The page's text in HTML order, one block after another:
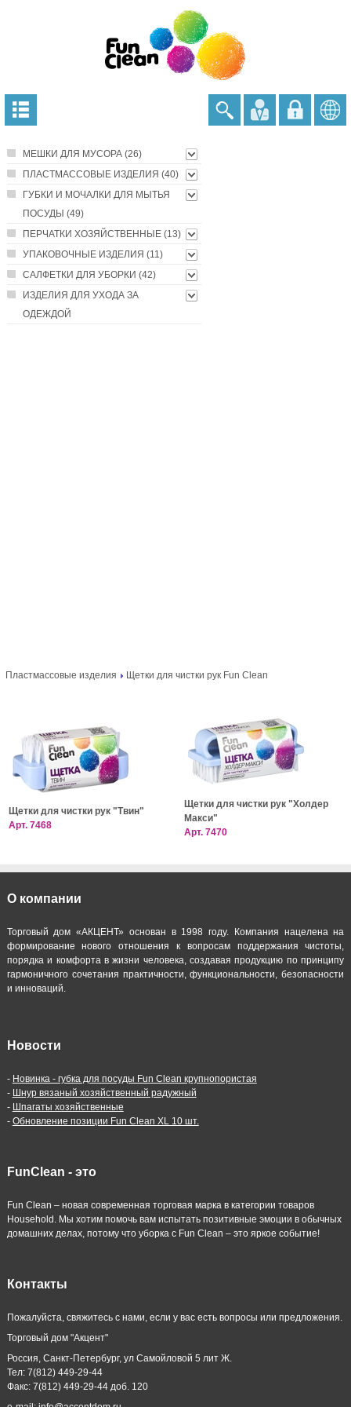
МЕШКИ ДЛЯ МУСОРА (26)
ПЛАСТМАССОВЫЕ ИЗДЕЛИЯ (40)
ГУБКИ И МОЧАЛКИ ДЛЯ МЫТЬЯ
ПОСУДЫ (49)
ПЕРЧАТКИ ХОЗЯЙСТВЕННЫЕ (13)
УПАКОВОЧНЫЕ ИЗДЕЛИЯ (11)
САЛФЕТКИ ДЛЯ УБОРКИ (42)
ИЗДЕЛИЯ ДЛЯ УХОДА ЗА
ОДЕЖДОЙ
Пластмассовые изделия Щетки для чистки рук Fun Clean
Щетки для чистки рук "Твин"
Арт. 7468
Щетки для чистки рук "Холдер
Макси"
Арт. 7470
О компании
Торговый дом «АКЦЕНТ» основан в 1998 году. Компания нацелена на
формирование нового отношения к вопросам поддержания чистоты,
порядка и комфорта в жизни человека, создавая продукцию по принципу
гармоничного сочетания практичности, функциональности, безопасности
и инноваций.
Новости
- Новинка - губка для посуды Fun Clean крупнопористая
- Шнур вязаный хозяйственный радужный
- Шпагаты хозяйственные
- Обновление позиции Fun Clean XL 10 шт.
FunClean - это
Fun Clean – новая современная торговая марка в категории товаров
Household. Мы хотим помочь вам испытать позитивные эмоции в обычных
домашних делах, потому что уборка с Fun Clean – это яркое событие!
Контакты
Пожалуйста, свяжитесь с нами, если у вас есть вопросы или предложения.
Торговый дом "Акцент"
Россия, Санкт-Петербург, ул Самойловой 5 лит Ж.
Тел: 7(812) 449-29-44
Факс: 7(812) 449-29-44 доб. 120